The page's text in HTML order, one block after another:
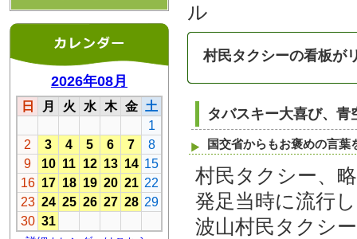
ル
村民タクシーの看板が
タバスキー大喜び、
国交省からもお褒めの言葉
村民タクシー、
発足当時に流行
波山村民タクシ